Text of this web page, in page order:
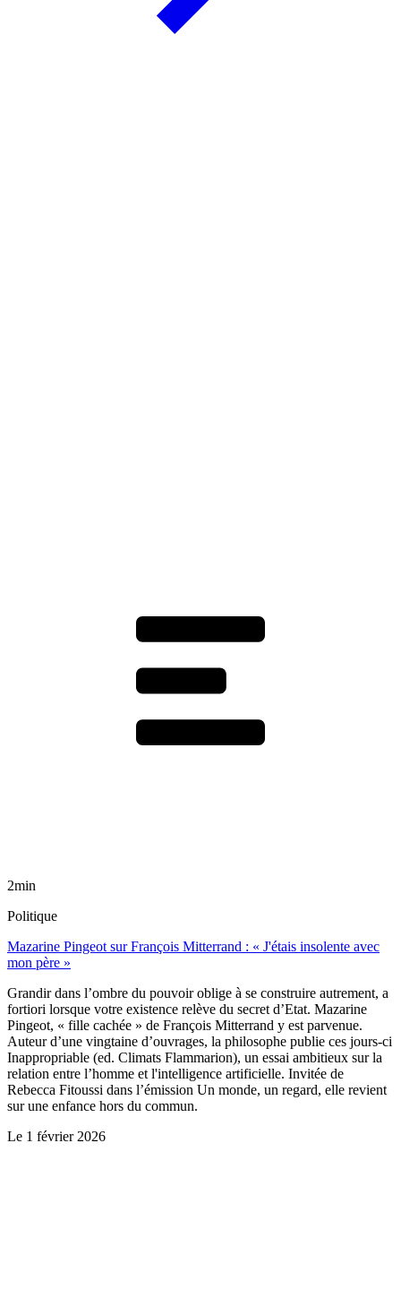
2min
Politique
Mazarine Pingeot sur François Mitterrand : « J'étais insolente avec
mon père »
Grandir dans l’ombre du pouvoir oblige à se construire autrement, a
fortiori lorsque votre existence relève du secret d’Etat. Mazarine
Pingeot, « fille cachée » de François Mitterrand y est parvenue.
Auteur d’une vingtaine d’ouvrages, la philosophe publie ces jours-ci
Inappropriable (ed. Climats Flammarion), un essai ambitieux sur la
relation entre l’homme et l'intelligence artificielle. Invitée de
Rebecca Fitoussi dans l’émission Un monde, un regard, elle revient
sur une enfance hors du commun.
Le 1 février 2026